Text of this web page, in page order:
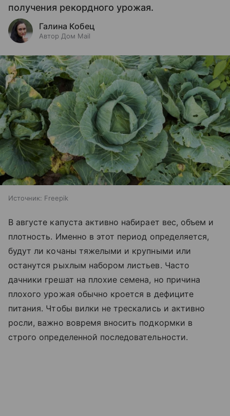
получения рекордного урожая.
Галина Кобец
Автор Дом Mail
Источник: Freepik
В августе капуста активно набирает вес, объем и
плотность. Именно в этот период определяется,
будут ли кочаны тяжелыми и крупными или
останутся рыхлым набором листьев. Часто
дачники грешат на плохие семена, но причина
плохого урожая обычно кроется в дефиците
питания. Чтобы вилки не трескались и активно
росли, важно вовремя вносить подкормки в
строго определенной последовательности.